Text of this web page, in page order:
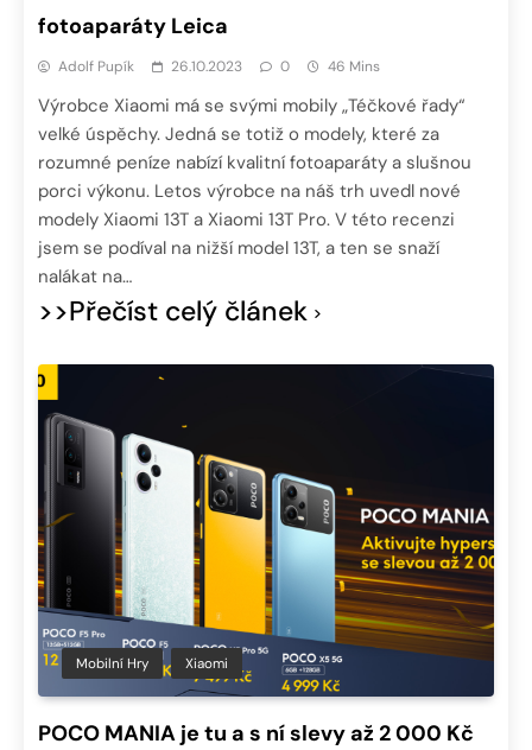
fotoaparáty Leica
Adolf Pupík 26.10.2023 0 46 Mins
Výrobce Xiaomi má se svými mobily „Téčkové řady“
velké úspěchy. Jedná se totiž o modely, které za
rozumné peníze nabízí kvalitní fotoaparáty a slušnou
porci výkonu. Letos výrobce na náš trh uvedl nové
modely Xiaomi 13T a Xiaomi 13T Pro. V této recenzi
jsem se podíval na nižší model 13T, a ten se snaží
nalákat na…
>>Přečíst celý článek
Mobilní Hry Xiaomi
POCO MANIA je tu a s ní slevy až 2 000 Kč